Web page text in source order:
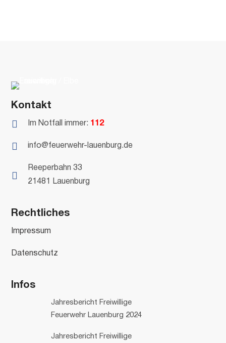
Kontakt
 Im Notfall immer: 112
 info@feuerwehr-lauenburg.de

Reeperbahn 33
21481 Lauenburg
Rechtliches
Impressum
Datenschutz
Infos
Jahresbericht Freiwillige
Feuerwehr Lauenburg 2024
Jahresbericht Freiwillige